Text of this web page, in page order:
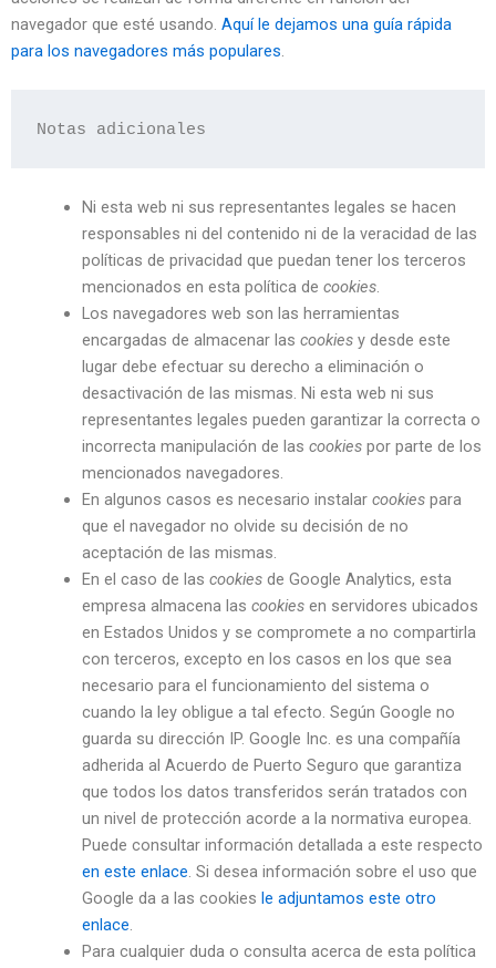
navegador que esté usando. Aquí le dejamos una guía rápida
para los navegadores más populares.
Notas adicionales
Ni esta web ni sus representantes legales se hacen
responsables ni del contenido ni de la veracidad de las
políticas de privacidad que puedan tener los terceros
mencionados en esta política de cookies.
Los navegadores web son las herramientas
encargadas de almacenar las cookiesy desde este
lugar debe efectuar su derecho a eliminación o
desactivación de las mismas. Ni esta web ni sus
representantes legales pueden garantizar la correcta o
incorrecta manipulación de las cookiespor parte de los
mencionados navegadores.
En algunos casos es necesario instalar cookiespara
que el navegador no olvide su decisión de no
aceptación de las mismas.
En el caso de las cookiesde Google Analytics, esta
empresa almacena las cookiesen servidores ubicados
en Estados Unidos y se compromete a no compartirla
con terceros, excepto en los casos en los que sea
necesario para el funcionamiento del sistema o
cuando la ley obligue a tal efecto. Según Google no
guarda su dirección IP. Google Inc. es una compañía
adherida al Acuerdo de Puerto Seguro que garantiza
que todos los datos transferidos serán tratados con
un nivel de protección acorde a la normativa europea.
Puede consultar información detallada a este respecto
en este enlace. Si desea información sobre el uso que
Google da a las cookies le adjuntamos este otro
enlace.
Para cualquier duda o consulta acerca de esta política